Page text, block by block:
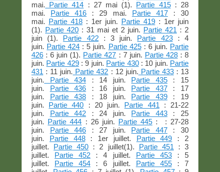
mai. Partie 414 : 27 mai (1). Partie 415: 28
mai. Partie 416 : 29 mai. Partie 417: 30
mai. Partie 418 : 1er juin. Partie 419 : 1er juin
(1). Partie 420 : 31 mai et 2 juin. Partie 421 : 2
juin (1). Partie 422: 3 juin. Partie 423: 4
juin. Partie 424 : 5 juin. Partie 425: 6 juin. Partie
426 : 6 juin (1). Partie 427 : 7 juin. Partie 428: 8
juin. Partie 429: 9 juin. Partie 430: 10 juin. Partie
431 : 11 juin. Partie 432 : 12 juin. Partie 433: 13
juin. Partie 434 : 14 juin. Partie 435: 15
juin. Partie 436 : 16 juin. Partie 437: 17
juin. Partie 438 : 18 juin. Partie 439: 19
juin. Partie 440 : 20 juin. Partie 441 : 21-22
juin. Partie 442 : 24 juin. Partie 443: 25
juin. Partie 444 : 26 juin. Partie 445 : : 27-28
juin. Partie 446 : 27 juin. Partie 447: 30
juin. Partie 448: 1er juillet. Partie 449 : 2
juillet. Partie 450 : 2 juillet(1). Partie 451 : 3
juillet. Partie 452 : 4 juillet. Partie 453: 5
juillet. Partie 454 : 6 juillet. Partie 455: 7